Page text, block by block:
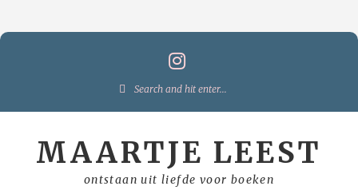
Search
MAARTJE LEEST
ontstaan uit liefde voor boeken